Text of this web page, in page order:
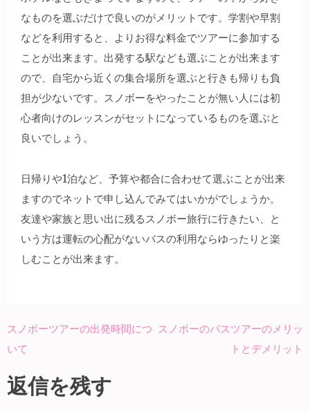
なものを選ぶだけで良いのがメリットです。学割や早割
などを利用すると、よりお得な料金でツアーに参加する
ことが出来ます。出発する駅なども選ぶことが出来ます
ので、自宅から近くの集合場所を選ぶと行きも帰りも負
担が少ないです。スノボーをやったことが無い人には初
心者向けのレッスンがセットになっているものを選ぶと
良いでしょう。
日帰りや1泊など、予算や都合に合わせて選ぶことが出来
ますのでネットで申し込んでみてはいかがでしょうか。
友達や家族と思い出に残るスノボー旅行に行きたい、と
いう方は運転の心配がないバスの利用ならゆったりと楽
しむことが出来ます。
投
ナ
ビ
スノボーツアーの出発時間につ
いて
スノボーのバスツアーのメリッ
トとデメリット
返信を残す